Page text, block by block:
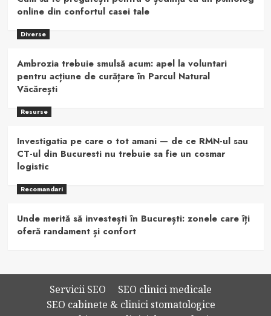
online din confortul casei tale
Diverse
Ambrozia trebuie smulsă acum: apel la voluntari
pentru acțiune de curățare în Parcul Natural
Văcărești
Resurse
Investigatia pe care o tot amani — de ce RMN-ul sau
CT-ul din Bucuresti nu trebuie sa fie un cosmar
logistic
Recomandari
Unde merită să investești în București: zonele care îți
oferă randament și confort
Servicii SEO
SEO clinici medicale
SEO cabinete & clinici stomatologice